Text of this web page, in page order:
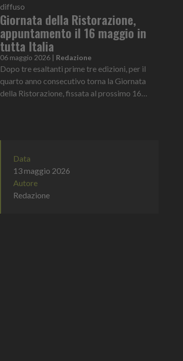
diffuso
Giornata della Ristorazione,
appuntamento il 16 maggio in
tutta Italia
06 maggio 2026 | Redazione
Dopo tre esaltanti prime tre edizioni, per il
quarto anno consecutivo torna la Giornata
della Ristorazione, fissata al prossimo 16
Data
13 maggio 2026
Autore
Redazione